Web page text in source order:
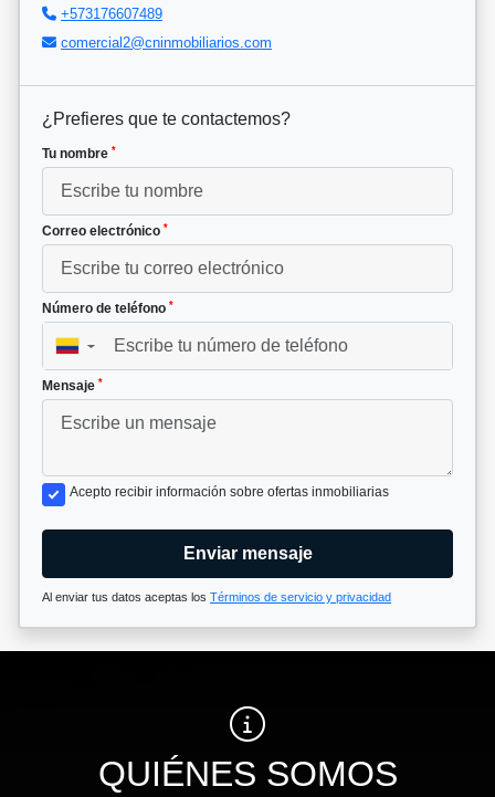
+573176607489
comercial2@cninmobiliarios.com
¿Prefieres que te contactemos?
Tu nombre *
Correo electrónico *
Número de teléfono *
▼
Mensaje *
Acepto recibir información sobre ofertas inmobiliarias
Enviar mensaje
Al enviar tus datos aceptas los Términos de servicio y privacidad
QUIÉNES SOMOS